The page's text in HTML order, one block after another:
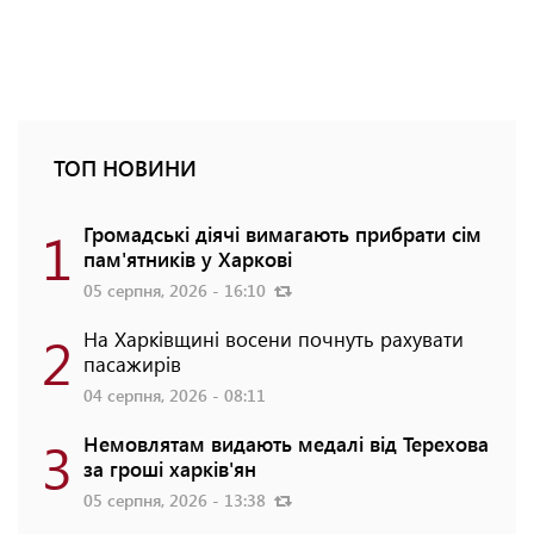
ТОП НОВИНИ
1 Громадські діячі вимагають прибрати сім
пам'ятників у Харкові
05 серпня, 2026 - 16:10
2 На Харківщині восени почнуть рахувати
пасажирів
04 серпня, 2026 - 08:11
3 Немовлятам видають медалі від Терехова
за гроші харків'ян
05 серпня, 2026 - 13:38